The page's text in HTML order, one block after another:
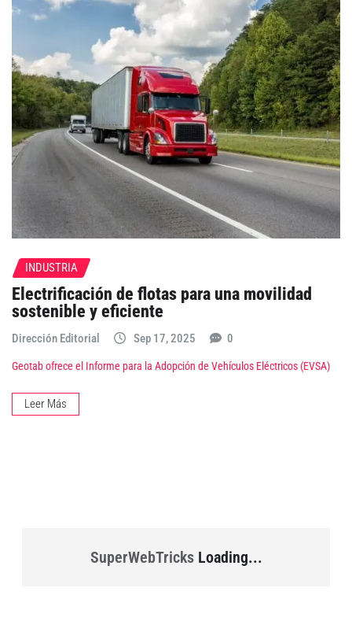
INDUSTRIA
Electrificación de flotas para una movilidad
sostenible y eficiente
Dirección Editorial Sep 17, 2025 0
Geotab ofrece el Informe para la Adopción de Vehículos Eléctricos (EVSA)
Leer Más
SuperWebTricksLoading...